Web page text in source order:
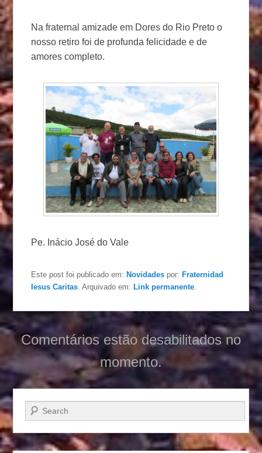
Na fraternal amizade em Dores do Rio Preto o
nosso retiro foi de profunda felicidade e de
amores completo.
Pe. Inácio José do Vale
Este post foi publicado em: Novidades por: Fraternidad
Iesus Caritas. Arquivado em: Link permanente.
Comentários estão desabilitados no
momento.
Pesquisar…